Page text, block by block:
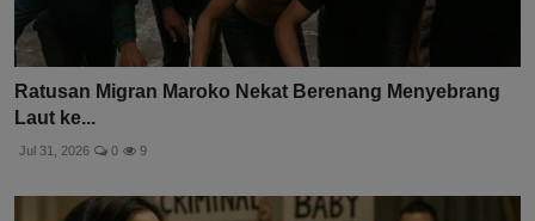
Ratusan Migran Maroko Nekat Berenang Menyebrang
Laut ke...
Jul 31, 2026 0 9